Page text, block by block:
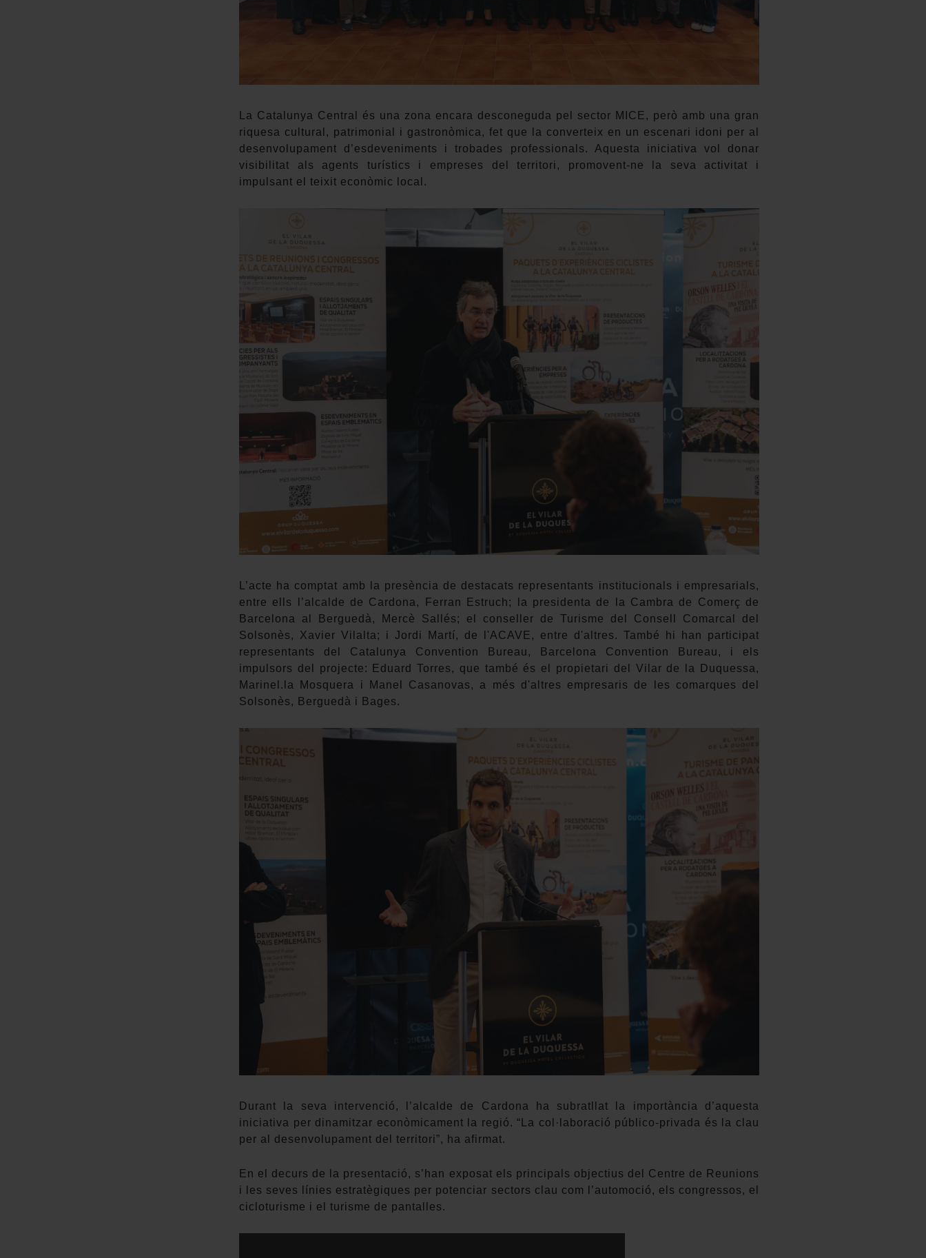
La Catalunya Central és una zona encara desconeguda pel sector MICE, però amb una gran
riquesa cultural, patrimonial i gastronòmica, fet que la converteix en un escenari idoni per al
desenvolupament d’esdeveniments i trobades professionals. Aquesta iniciativa vol donar
visibilitat als agents turístics i empreses del territori, promovent-ne la seva activitat i
impulsant el teixit econòmic local.
L’acte ha comptat amb la presència de destacats representants institucionals i empresarials,
entre ells l’alcalde de Cardona, Ferran Estruch; la presidenta de la Cambra de Comerç de
Barcelona al Berguedà, Mercè Sallés; el conseller de Turisme del Consell Comarcal del
Solsonès, Xavier Vilalta; i Jordi Martí, de l'ACAVE, entre d'altres. També hi han participat
representants del Catalunya Convention Bureau, Barcelona Convention Bureau, i els
impulsors del projecte: Eduard Torres, que també és el propietari del Vilar de la Duquessa,
Marinel.la Mosquera i Manel Casanovas, a més d'altres empresaris de les comarques del
Solsonès, Berguedà i Bages.
Durant la seva intervenció, l’alcalde de Cardona ha subratllat la importància d’aquesta
iniciativa per dinamitzar econòmicament la regió. “La col·laboració público-privada és la clau
per al desenvolupament del territori”, ha afirmat.
En el decurs de la presentació, s’han exposat els principals objectius del Centre de Reunions
i les seves línies estratègiques per potenciar sectors clau com l’automoció, els congressos, el
cicloturisme i el turisme de pantalles.